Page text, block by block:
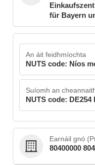
für Bayern
An áit feidhmíochta
NUTS code: Níos
Suíomh an
NUTS code:
Earnáil gnó
80400000